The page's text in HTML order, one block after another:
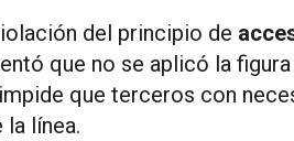
del principio de
que no se aplicó la
que terceros con
línea.